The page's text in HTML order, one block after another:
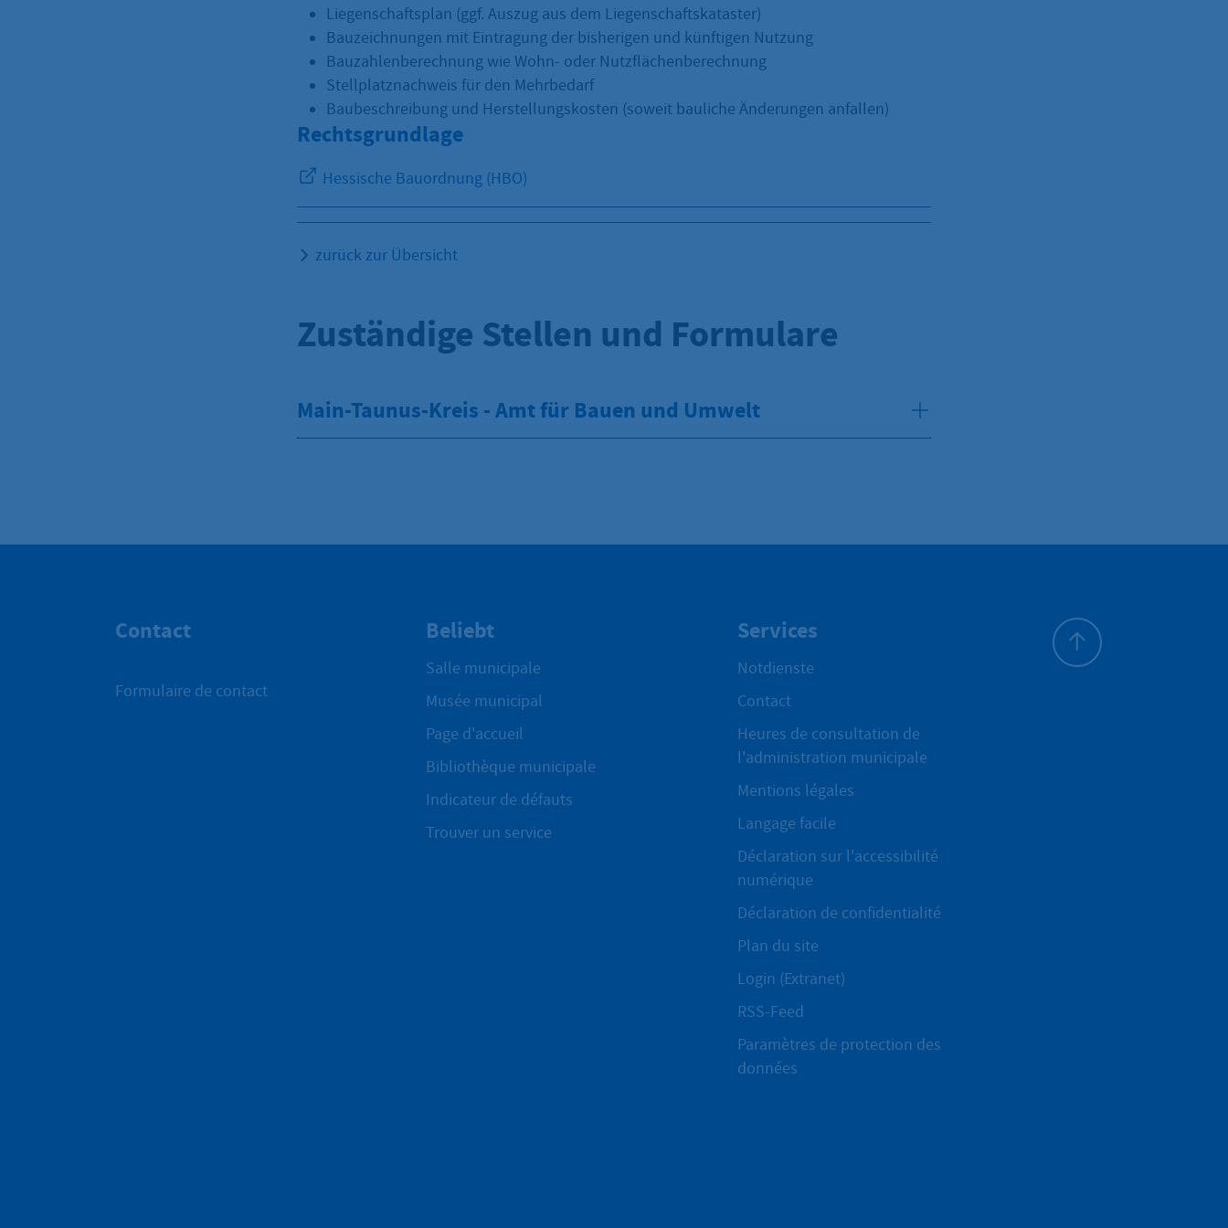
Liegenschaftsplan (ggf. Auszug aus dem Liegenschaftskataster)
Bauzeichnungen mit Eintragung der bisherigen und künftigen Nutzung
Bauzahlenberechnung wie Wohn- oder Nutzflächenberechnung
Stellplatznachweis für den Mehrbedarf
Baubeschreibung und Herstellungskosten (soweit bauliche Änderungen anfallen)
Rechtsgrundlage
Hessische Bauordnung (HBO)
zurück zur Übersicht
Zuständige Stellen und Formulare
Main-Taunus-Kreis - Amt für Bauen und Umwelt
Contact
Formulaire de contact
Beliebt
Salle municipale
Musée municipal
Page d'accueil
Bibliothèque municipale
Indicateur de défauts
Trouver un service
Services
Notdienste
Contact
Heures de consultation de
l'administration municipale
Mentions légales
Langage facile
Déclaration sur l'accessibilité
numérique
Déclaration de confidentialité
Plan du site
Login (Extranet)
RSS-Feed
Paramètres de protection des
données